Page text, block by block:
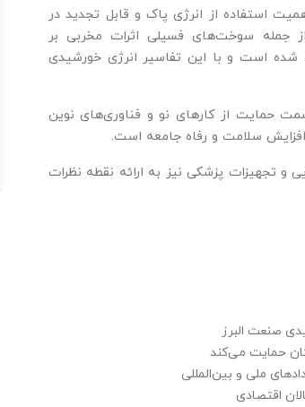
استفاده از انرژی پاک و قابل تجدید در
از جمله سوخت‌های فسیلی اثرات مخربی بر
است و با این تفاسیر انرژی خورشیدی
حمایت از کارهای نو و فناوری‌های نوین
سلامت و رفاه جامعه است.
تجهیزات پزشکی نیز به ارائه نقطه نظرات
صنعت البرز
حمایت می‌کند
ملی و بین‌المللی
اقتصادی